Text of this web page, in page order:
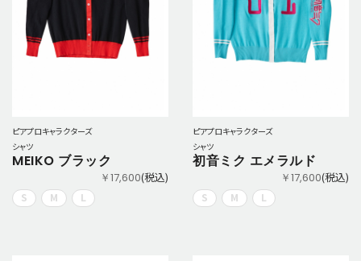
ピアプロキャラクターズ
シャツ
MEIKO ブラック
￥17,600(税込)
S M L
ピアプロキャラクターズ
シャツ
初音ミク エメラルド
￥17,600(税込)
S M L